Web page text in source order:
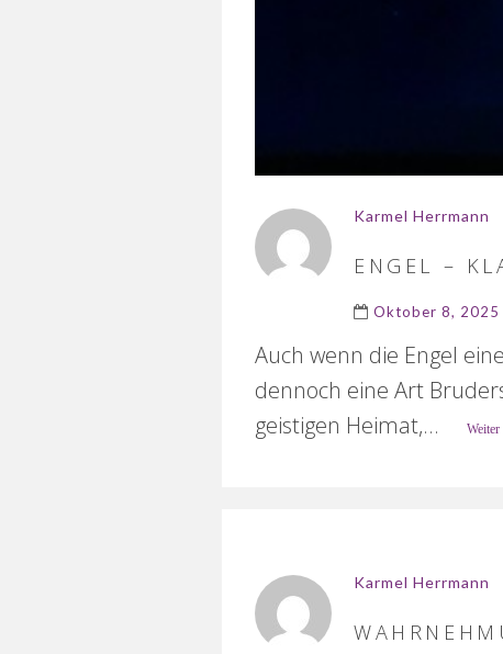
Karmel Herrmann
ENGEL –
Oktober 8, 2025
Auch wenn die Engel
dennoch eine Art
geistigen Heimat,...
Weiter
Karmel Herrmann